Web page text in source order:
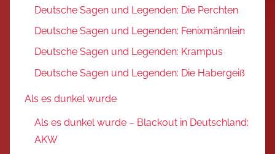
Deutsche Sagen und Legenden: Die Perchten
Deutsche Sagen und Legenden: Fenixmännlein
Deutsche Sagen und Legenden: Krampus
Deutsche Sagen und Legenden: Die Habergeiß
Als es dunkel wurde
Als es dunkel wurde – Blackout in Deutschland:
AKW